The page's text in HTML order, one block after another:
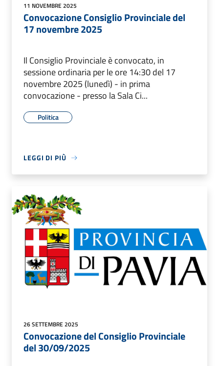
11 NOVEMBRE 2025
Convocazione Consiglio Provinciale del
17 novembre 2025
Il Consiglio Provinciale è convocato, in
sessione ordinaria per le ore 14:30 del 17
novembre 2025 (lunedì) - in prima
convocazione - presso la Sala Ci...
Politica
LEGGI DI PIÙ
26 SETTEMBRE 2025
Convocazione del Consiglio Provinciale
del 30/09/2025